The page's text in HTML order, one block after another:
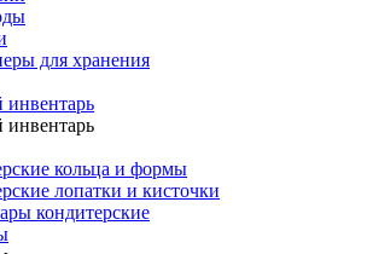
для хранения
инвентарь
инвентарь
кольца и формы
лопатки и кисточки
кондитерские